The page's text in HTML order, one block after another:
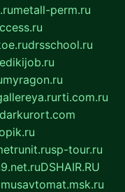
metall-perm.ru
drsschool.ru
myragon.ru
rti.com.ru
sp-tour.ru
DSHAIR.RU
musavtomat.msk.ru